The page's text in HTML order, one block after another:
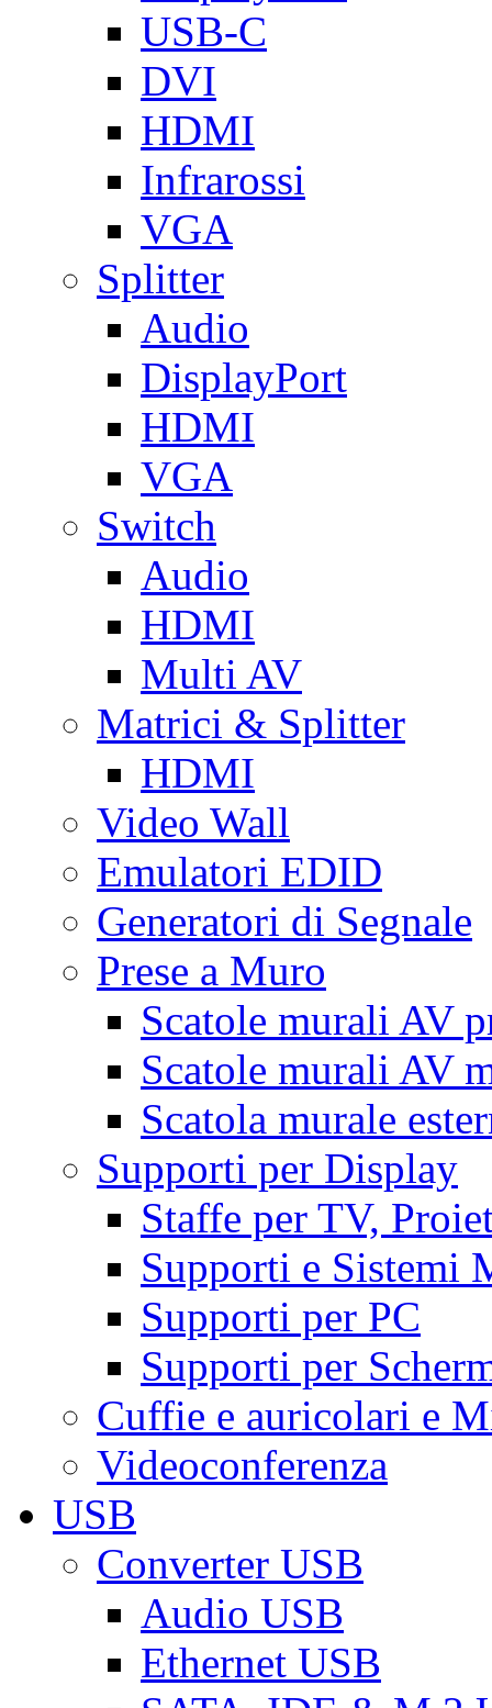
USB-C
DVI
HDMI
Infrarossi
VGA
Splitter
Audio
DisplayPort
HDMI
VGA
Switch
Audio
HDMI
Multi AV
Matrici & Splitter
HDMI
Video Wall
Emulatori EDID
Generatori di Segnale
Prese a Muro
Scatole murali AV
Scatole murali AV
Scatola murale
Supporti per Display
Staffe per TV,
Supporti e Sistemi
Supporti per PC
Supporti per
Cuffie e auricolari e
Videoconferenza
USB
Converter USB
Audio USB
Ethernet USB